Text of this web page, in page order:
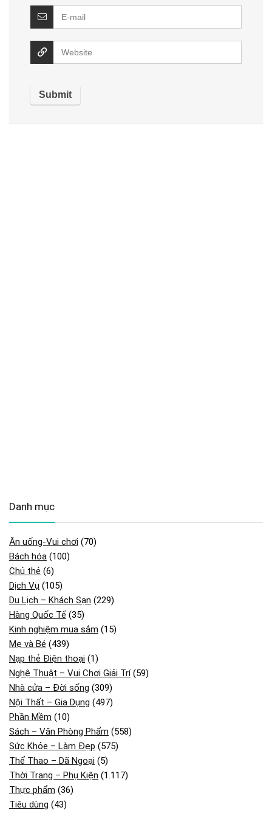
Danh mục
Ăn uống-Vui chơi (70)
Bách hóa (100)
Chủ thẻ (6)
Dịch Vụ (105)
Du Lịch – Khách Sạn (229)
Hàng Quốc Tế (35)
Kinh nghiệm mua sắm (15)
Mẹ và Bé (439)
Nạp thẻ Điện thoại (1)
Nghệ Thuật – Vui Chơi Giải Trí(59)
Nhà cửa – Đời sống (309)
Nội Thất – Gia Dụng (497)
Phần Mềm (10)
Sách – Văn Phòng Phẩm (558)
Sức Khỏe – Làm Đẹp (575)
Thể Thao – Dã Ngoại (5)
Thời Trang – Phụ Kiện (1.117)
Thực phẩm (36)
Tiêu dùng (43)